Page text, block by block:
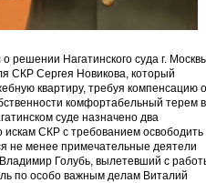
решении Нагатинского суда г.
СКР Сергея Новикова, который
квартиру, требуя компенсацию
комфортабельный терем в
суде назначено два
СКР с требованием освободить
не менее примечательные деятели
Голубь, вылетевший с
по особо важным делам Виталий